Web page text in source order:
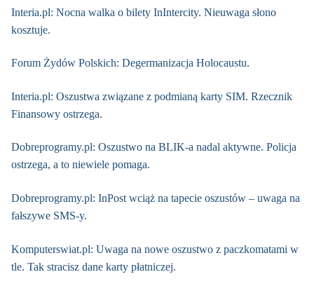
Interia.pl: Nocna walka o bilety InIntercity. Nieuwaga słono
kosztuje.
Forum Żydów Polskich: Degermanizacja Holocaustu.
Interia.pl: Oszustwa związane z podmianą karty SIM. Rzecznik
Finansowy ostrzega.
Dobreprogramy.pl: Oszustwo na BLIK-a nadal aktywne. Policja
ostrzega, a to niewiele pomaga.
Dobreprogramy.pl: InPost wciąż na tapecie oszustów – uwaga na
fałszywe SMS-y.
Komputerswiat.pl: Uwaga na nowe oszustwo z paczkomatami w
tle. Tak stracisz dane karty płatniczej.